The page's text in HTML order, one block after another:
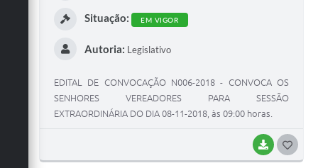
BAIXAR
Situação: EM VIGOR
Autoria: Legislativo
EDITAL DE CONVOCAÇÃO N006-2018 - CONVOCA OS
SENHORES VEREADORES PARA SESSÃO
EXTRAORDINÁRIA DO DIA 08-11-2018, às 09:00 horas.